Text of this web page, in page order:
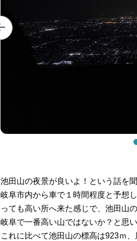
池田山の夜景が良いよ！という話を
岐阜市内から車で１時間程度と予想
っても高い所へ来た感じで、池田山
岐阜で一番高い山ではないか？と思
これに比べて池田山の標高は923ｍ